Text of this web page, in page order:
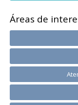
Áreas de